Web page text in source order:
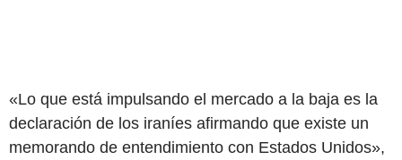
«Lo que está impulsando el mercado a la baja es la
declaración de los iraníes afirmando que existe un
memorando de entendimiento con Estados Unidos»,